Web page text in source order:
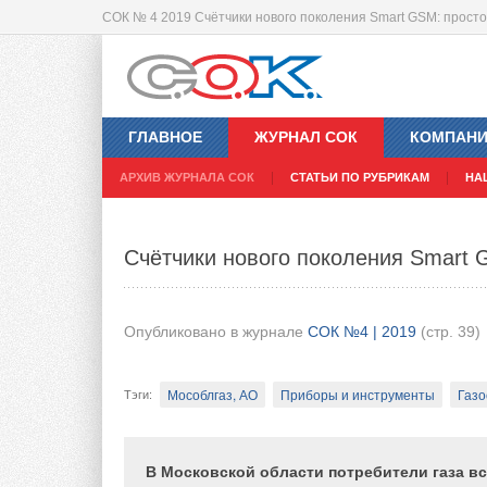
СОК № 4 2019 Счётчики нового поколения Smart GSM:
ГЛАВНОЕ ЖУРНАЛ СОК
АРХИВ ЖУРНАЛА СОК СТАТЬИ ПО РУБРИКАМ
Счётчики нового поколения Smart
Опубликовано в журнале СОК №4 | 2019 (стр. 39)
Тэги: Мособлгаз, АО Приборы и инструменты
В Московской области потребители газа
Правовая природа систем
тепловых насосов
Опубликовано в журнале СОК №4 | 2019 (стр. 40-
Рубрика Законодательство ВИЭ
Системы хранения энергии Тепловые насосы
Автор исследует правовую природу
оборудования.